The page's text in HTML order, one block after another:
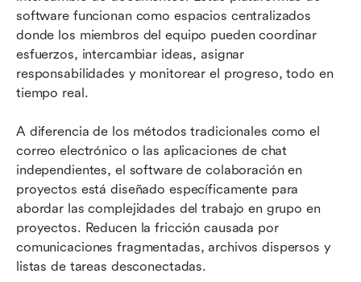
software funcionan como espacios centralizados
donde los miembros del equipo pueden coordinar
esfuerzos, intercambiar ideas, asignar
responsabilidades y monitorear el progreso, todo en
tiempo real.
A diferencia de los métodos tradicionales como el
correo electrónico o las aplicaciones de chat
independientes, el software de colaboración en
proyectos está diseñado específicamente para
abordar las complejidades del trabajo en grupo en
proyectos. Reducen la fricción causada por
comunicaciones fragmentadas, archivos dispersos y
listas de tareas desconectadas.